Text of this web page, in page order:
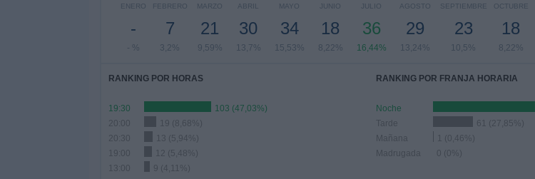
ENERO
-
- %
FEBRERO
7
3,2%
MARZO
21
9,59%
ABRIL
30
13,7%
MAYO
34
15,53%
JUNIO
18
8,22%
JULIO
36
16,44%
AGOSTO
29
13,24%
SEPTIEMBRE
23
10,5%
OCTUBRE
18
8,22%
RANKING POR HORAS
19:30
103 (47,03%)
20:00
19 (8,68%)
20:30
13 (5,94%)
19:00
12 (5,48%)
13:00
9 (4,11%)
RANKING POR FRANJA HORARIA
Noche
Tarde
61 (27,85%)
Mañana
1 (0,46%)
Madrugada
0 (0%)